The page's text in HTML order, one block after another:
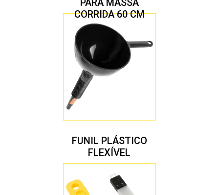
PARA MASSA
CORRIDA 60 CM
FUNIL PLÁSTICO
FLEXÍVEL